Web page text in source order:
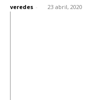
veredes - 23 abril, 2020